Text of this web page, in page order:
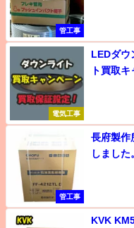
管工事
電気工事
LEDダウ
ト買取
管工事
長府製作
しました
KVK